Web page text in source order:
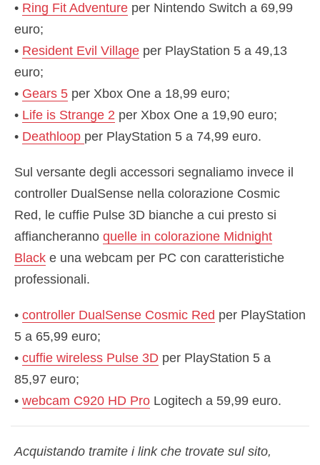
• Ring Fit Adventure per Nintendo Switch a 69,99
euro;
• Resident Evil Village per PlayStation 5 a 49,13
euro;
• Gears 5 per Xbox One a 18,99 euro;
• Life is Strange 2 per Xbox One a 19,90 euro;
• Deathloop per PlayStation 5 a 74,99 euro.
Sul versante degli accessori segnaliamo invece il
controller DualSense nella colorazione Cosmic
Red, le cuffie Pulse 3D bianche a cui presto si
affiancheranno quelle in colorazione Midnight
Black e una webcam per PC con caratteristiche
professionali.
• controller DualSense Cosmic Red per PlayStation
5 a 65,99 euro;
• cuffie wireless Pulse 3D per PlayStation 5 a
85,97 euro;
• webcam C920 HD Pro Logitech a 59,99 euro.
Acquistando tramite i link che trovate sul sito,